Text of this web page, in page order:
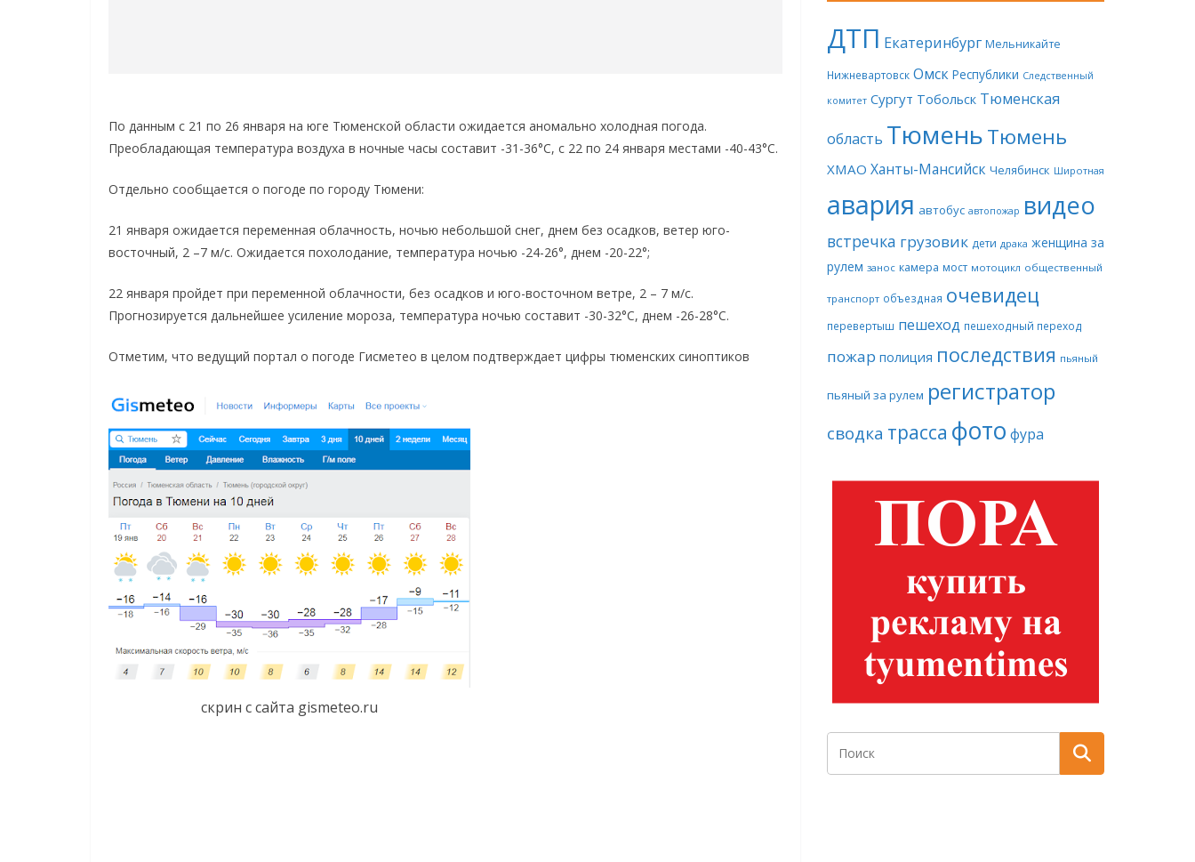
По данным с 21 по 26 января на юге Тюменской области ожидается аномально холодная погода.
Преобладающая температура воздуха в ночные часы составит -31-36°С, с 22 по 24 января местами -40-43°С.
Отдельно сообщается о погоде по городу Тюмени:
21 января ожидается переменная облачность, ночью небольшой снег, днем без осадков, ветер юго-
восточный, 2 –7 м/с. Ожидается похолодание, температура ночью -24-26°, днем -20-22°;
22 января пройдет при переменной облачности, без осадков и юго-восточном ветре, 2 – 7 м/с.
Прогнозируется дальнейшее усиление мороза, температура ночью составит -30-32°С, днем -26-28°С.
Отметим, что ведущий портал о погоде Гисметео в целом подтверждает цифры тюменских синоптиков
скрин с сайта gismeteo.ru
ДТП Екатеринбург Мельникайте
Нижневартовск Омск Республики Следственный
комитет Сургут Тобольск Тюменская
область ТюменьТюмень
ХМАО Ханты-Мансийск Челябинск Широтная
авария автобус автопожар видео
встречка грузовик дети драка женщина за
рулем занос камера мост мотоцикл общественный
транспорт объездная очевидец
перевертыш пешеход пешеходный переход
пожар полиция последствия пьяный
пьяный за рулем регистратор
сводка трасса фото фура